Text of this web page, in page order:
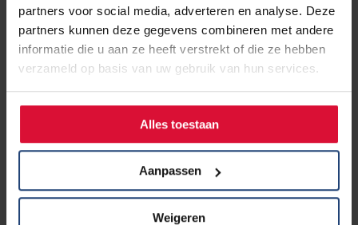
partners voor social media, adverteren en analyse. Deze
partners kunnen deze gegevens combineren met andere
informatie die u aan ze heeft verstrekt of die ze hebben
verzameld op basis van uw gebruik van hun services.
Alles toestaan
Aanpassen
Weigeren
Dit onderzoek wordt gedaan door Nederlandse
Federatie van Kankerpatiëntenorganisaties (NFK) in